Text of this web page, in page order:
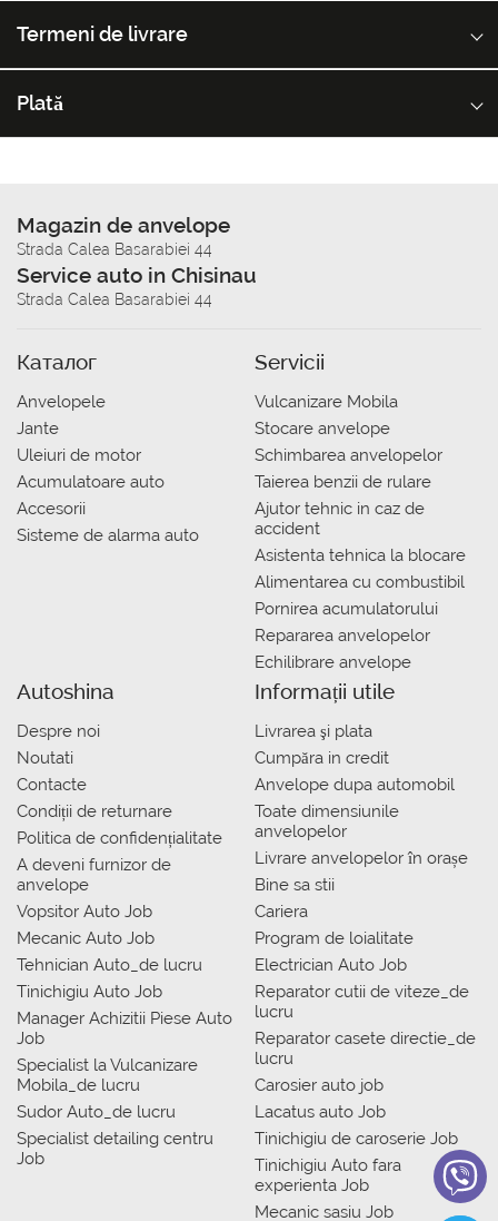
Termeni de livrare
Plată
Magazin de anvelope
Strada Calea Basarabiei 44
Service auto in Chisinau
Strada Calea Basarabiei 44
Каталог
Anvelopele
Jante
Uleiuri de motor
Acumulatoare auto
Accesorii
Sisteme de alarma auto
Servicii
Vulcanizare Mobila
Stocare anvelope
Schimbarea anvelopelor
Taierea benzii de rulare
Ajutor tehnic in caz de
accident
Asistenta tehnica la blocare
Alimentarea cu combustibil
Pornirea acumulatorului
Repararea anvelopelor
Echilibrare anvelope
Autoshina
Despre noi
Noutati
Contacte
Condiții de returnare
Politica de confidențialitate
A deveni furnizor de
anvelope
Vopsitor Auto Job
Mecanic Auto Job
Tehnician Auto_de lucru
Tinichigiu Auto Job
Manager Achizitii Piese Auto
Job
Specialist la Vulcanizare
Mobila_de lucru
Sudor Auto_de lucru
Specialist detailing centru
Job
Informații utile
Livrarea şi plata
Сumpăra in credit
Anvelope dupa automobil
Toate dimensiunile
anvelopelor
Livrare anvelopelor în orașe
Bine sa stii
Cariera
Program de loialitate
Electrician Auto Job
Reparator cutii de viteze_de
lucru
Reparator casete directie_de
lucru
Carosier auto job
Lacatus auto Job
Tinichigiu de caroserie Job
Tinichigiu Auto fara
experienta Job
Mecanic sasiu Job